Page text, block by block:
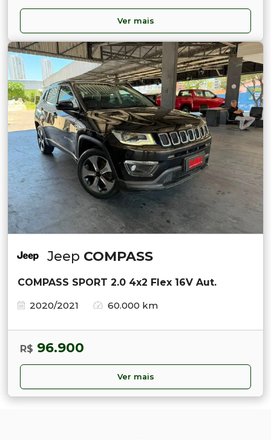
Ver mais
Jeep COMPASS
COMPASS SPORT 2.0 4x2 Flex 16V Aut.
2020/2021
60.000 km
R$ 96.900
Ver mais